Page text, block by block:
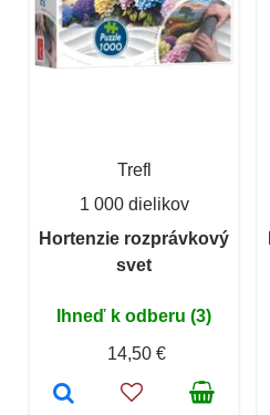
Trefl
1 000 dielikov
Hortenzie rozprávkový
svet
Ihneď k odberu (3)
14,50 €